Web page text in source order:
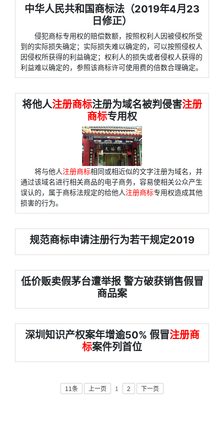
中华人民共和国商标法（2019年4月23
日修正）
侵犯商标专用权的赔偿数额，按照权利人因被侵权所受
到的实际损失确定；实际损失难以确定的，可以按照侵权人
因侵权所获得的利益确定；权利人的损失或者侵权人获得的
利益难以确定的，参照该商标许可使用费的倍数合理确定。
将他人注册商标注册为域名被判侵害注册
商标专用权
将与他人注册商标相同或相近似的文字注册为域名，并
通过该域名进行相关商品的电子商务，容易使相关公众产生
误认的，属于商标法规定的给他人注册商标专用权造成其他
损害的行为。
规范商标申请注册行为若干规定2019
低价贩卖假茅台遭举报 警方破获销售假冒
商品案
深圳知识产权案年增逾50% 假冒注册商
标案件列首位
11条 上一页 1 2 下一页